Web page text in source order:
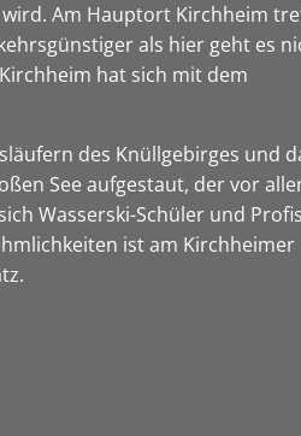
Am Hauptort Kirchheim
als hier geht es
hat sich mit dem
des Knüllgebirges und
See aufgestaut, der vor
Wasserski-Schüler und
ist am Kirchheimer